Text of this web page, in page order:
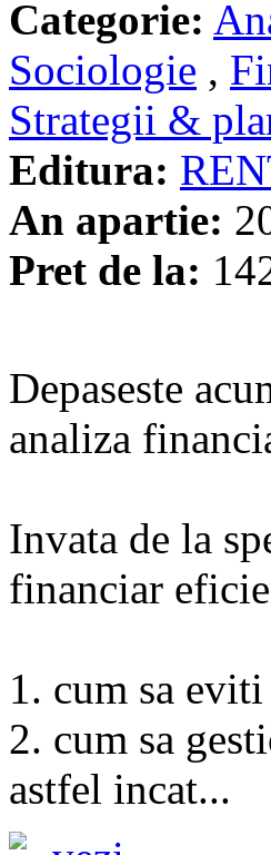
Categorie:
Sociologie ,
Strategii &
Editura:
An apartie:
Pret de la:
Depaseste
analiza
Invata de la
financiar
1. cum sa
2. cum sa
astfel incat...